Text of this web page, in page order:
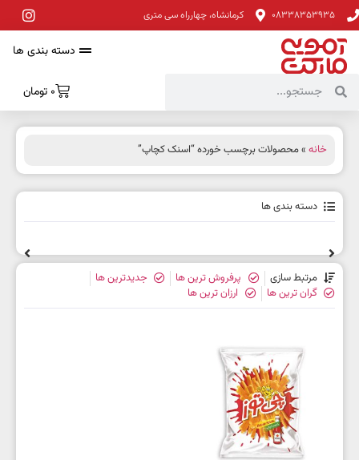
08338353935 کرمانشاه، چهارراه سی متری
دسته بندی ها
0 تومان
خانه » محصولات برچسب خورده “اسنک کچاپ”
دسته بندی ها
مرتبط سازی پرفروش ترین ها
جدیدترین ها
گران ترین ها
ارزان ترین ها